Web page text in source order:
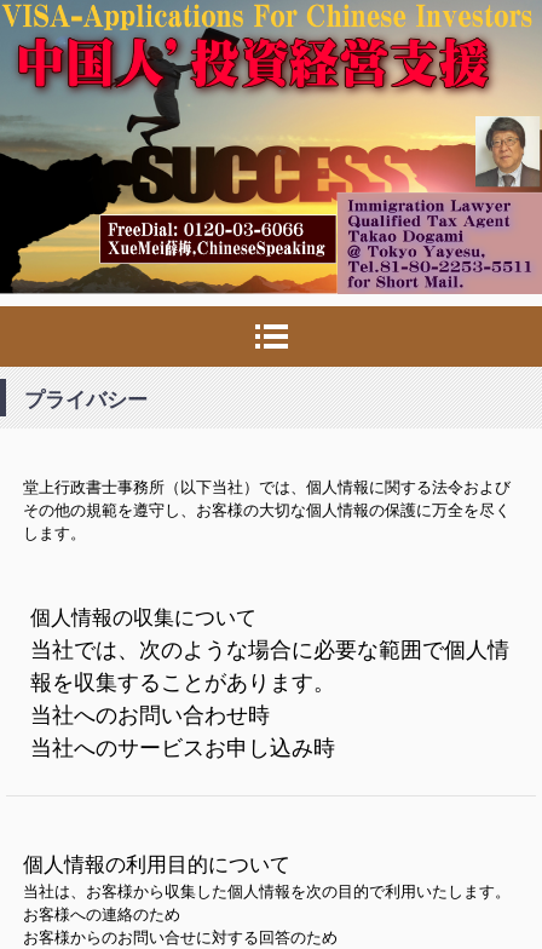
プライバシー
堂上行政書士事務所（以下当社）では、個人情報に関する法令および
その他の規範を遵守し、お客様の大切な個人情報の保護に万全を尽く
します。
個人情報の収集について
当社では、次のような場合に必要な範囲で個人情
報を収集することがあります。
当社へのお問い合わせ時
当社へのサービスお申し込み時
個人情報の利用目的について
当社は、お客様から収集した個人情報を次の目的で利用いたします。
お客様への連絡のため
お客様からのお問い合せに対する回答のため